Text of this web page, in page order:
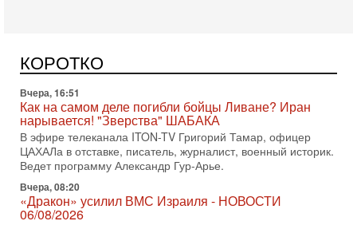
КОРОТКО
АХИ «Дракон» (Drakon), которая уже стала самой дорогой
субмариной в истории ЦАХАЛ. Но почему её
Вчера, 16:51
Как на самом деле погибли бойцы Ливане? Иран
нарывается! "Зверства" ШАБАКА
В эфире телеканала ITON-TV Григорий Тамар, офицер
ЦАХАЛа в отставке, писатель, журналист, военный историк.
Ведет программу Александр Гур-Арье.
Вчера, 08:20
«Дракон» усилил ВМС Израиля - НОВОСТИ
06/08/2026